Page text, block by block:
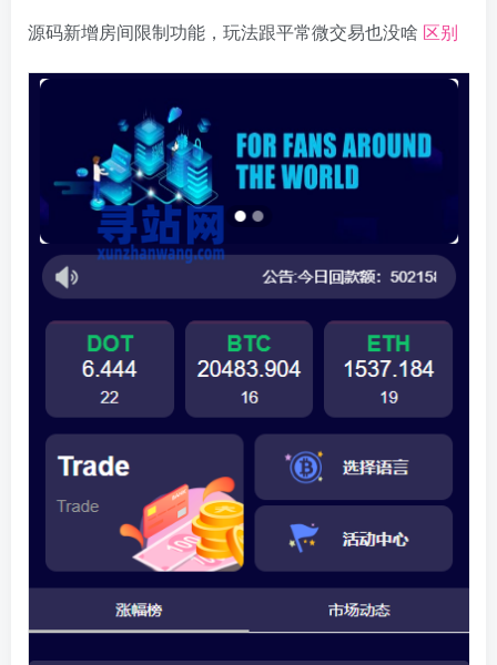
源码新增房间限制功能，玩法跟平常微交易也没啥 区别